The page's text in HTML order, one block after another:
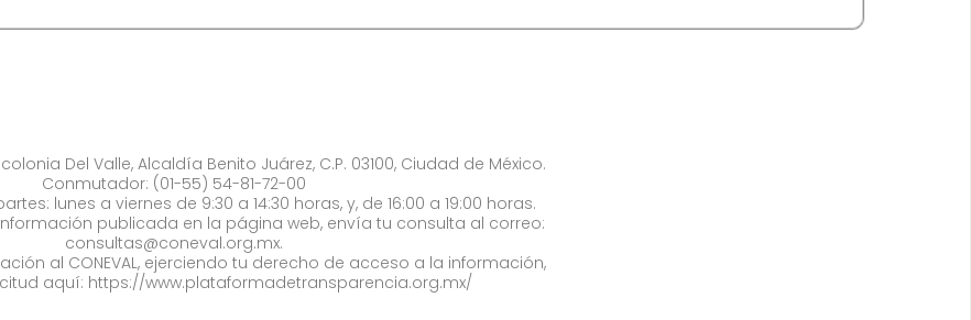
Del Valle, Alcaldía Benito Juárez, C.P. 03100, Ciudad de México.
Conmutador: (01-55) 54-81-72-00
lunes a viernes de 9:30 a 14:30 horas, y, de 16:00 a 19:00 horas.
publicada en la página web, envía tu consulta al correo:
consultas@coneval.org.mx.
al CONEVAL, ejerciendo tu derecho de acceso a la información,
aquí: https://www.plataformadetransparencia.org.mx/